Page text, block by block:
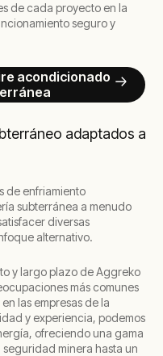
de cada proyecto en la
seguro y
acondicionado
adaptados a
de enfriamiento
subterránea a menudo
diversas
alternativo.
y largo plazo de Aggreko
más comunes
las empresas de la
y experiencia, podemos
ofreciendo una gama
minera hasta un